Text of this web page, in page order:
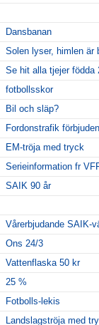
Dansbanan
Solen lyser, himlen är
Se hit alla tjejer födda
fotbollsskor
Bil och släp?
Fordonstrafik
EM-tröja med tryck
Serieinformation fr
SAIK 90 år
Vårerbjudande SAIK-
Ons 24/3
Vattenflaska 50 kr
25 %
Fotbolls-lekis
Landslagströja med